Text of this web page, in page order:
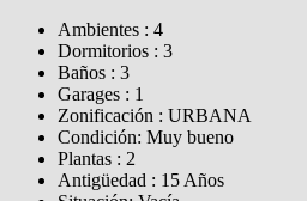
Ambientes : 4
Dormitorios : 3
Baños : 3
Garages : 1
Zonificación : URBANA
Condición: Muy bueno
Plantas : 2
Antigüedad : 15 Años